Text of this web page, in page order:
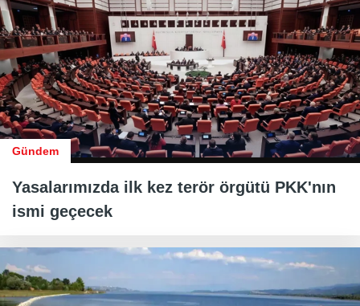
Gündem
Yasalarımızda ilk kez terör örgütü PKK'nın
ismi geçecek